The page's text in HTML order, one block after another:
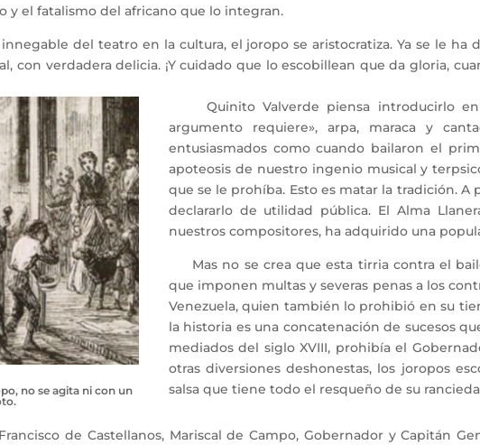
y el fatalismo del africano que lo integran.
del teatro en la cultura, el joropo se aristocratiza. Ya se le ha
con verdadera delicia. ¡Y cuidado que lo escobillean que da gloria,
no se agita ni con un
Quinito Valverde piensa introducirlo en
argumento requiere», arpa, maraca y
entusiasmados como cuando bailaron el
apoteosis de nuestro ingenio musical y
que se le prohíba. Esto es matar la tradición.
declararlo de utilidad pública. El Alma
nuestros compositores, ha adquirido una
Mas no se crea que esta tirria contra el
que imponen multas y severas penas a los
Venezuela, quien también lo prohibió en su
la historia es una concatenación de sucesos
mediados del siglo XVIII, prohibía el
otras diversiones deshonestas, los joropos
salsa que tiene todo el resqueño de su
de Castellanos, Mariscal de Campo, Gobernador y Capitán